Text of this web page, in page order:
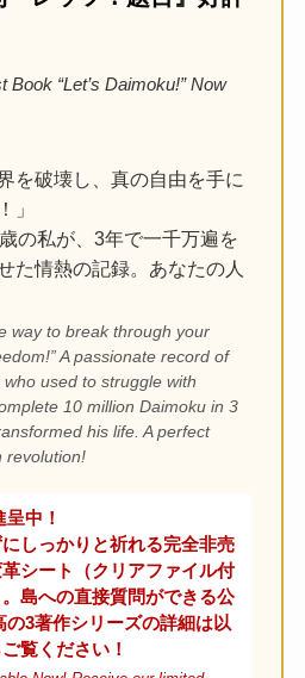
Book “Let’s Daimoku!” Now
を破壊し、真の自由を手に
」
の私が、3年で一千万遍を
た情熱の記録。あなたの人
way to break through your
A passionate record of
used to struggle with
10 million Daimoku in 3
his life. A perfect
revolution!
中！
しっかりと祈れる完全非売
シート（クリアファイル付
島への直接質問ができる公
3著作シリーズの詳細は以
覧ください！